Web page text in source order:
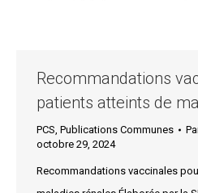
Recommandations
patients atteints de
PCS, Publications Communes
octobre 29, 2024
Recommandations vaccinales